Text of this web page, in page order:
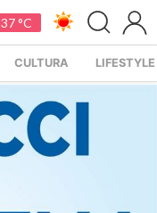
37 °C
CULTURA LIFESTYLE